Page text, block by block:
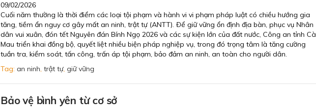
09/02/2026
Cuối năm thường là thời điểm các loại tội phạm và hành vi vi phạm pháp luật có chiều hướng gia
tăng, tiềm ẩn nguy cơ gây mất an ninh, trật tự (ANTT). Ðể giữ vững ổn định địa bàn, phục vụ Nhân
dân vui xuân, đón tết Nguyên đán Bính Ngọ 2026 và các sự kiện lớn của đất nước, Công an tỉnh Cà
Mau triển khai đồng bộ, quyết liệt nhiều biện pháp nghiệp vụ, trong đó trọng tâm là tăng cường
tuần tra, kiểm soát, tấn công, trấn áp tội phạm, bảo đảm an ninh, an toàn cho người dân.
Tag: an ninh, trật tự, giữ vững
Bảo vệ bình yên từ cơ sở